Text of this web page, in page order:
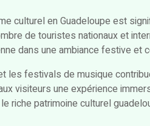
culturel en Guadeloupe est
de touristes nationaux et
dans une ambiance festive et
les festivals de musique
visiteurs une expérience
riche patrimoine culturel